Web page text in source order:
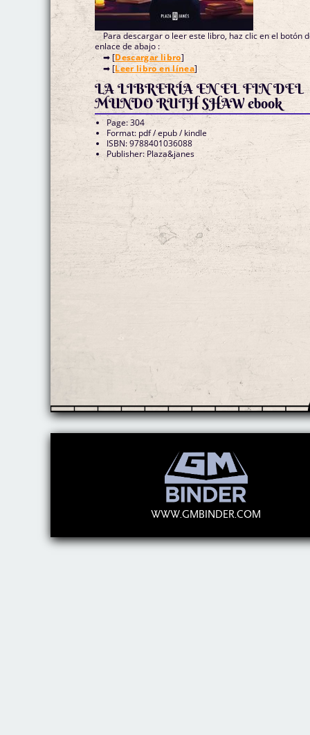
Para descargar o leer este libro, haz clic en el botón
enlace de abajo :
➡ [Descargar libro]
➡ [Leer libro en línea]
LA LIBRERÍA EN EL FIN DEL
MUNDO RUTH SHAW ebook
Page: 304
Format: pdf / epub / kindle
ISBN: 9788401036088
Publisher: Plaza&janes
WWW.GMBINDER.COM